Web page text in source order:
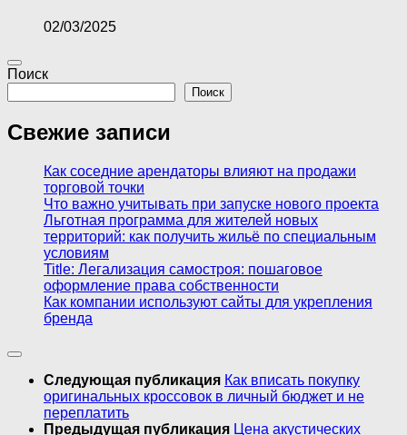
02/03/2025
Поиск
Поиск
Свежие записи
Как соседние арендаторы влияют на продажи
торговой точки
Что важно учитывать при запуске нового проекта
Льготная программа для жителей новых
территорий: как получить жильё по специальным
условиям
Title: Легализация самостроя: пошаговое
оформление права собственности
Как компании используют сайты для укрепления
бренда
Следующая публикация Как вписать покупку
оригинальных кроссовок в личный бюджет и не
переплатить
Предыдущая публикация Цена акустических